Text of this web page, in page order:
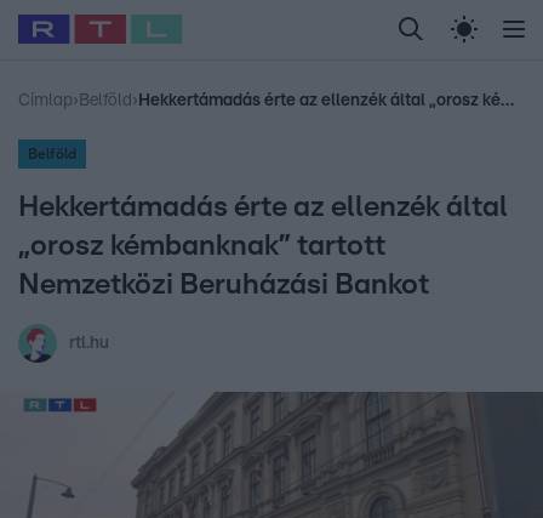
Legfrissebb RTL Híradó Randi Celeb vagyok,
Babits Marcella Most Wanted Gallusz
Címlap› Belföld › Hekkertámadás érte az ellenzék által „orosz kémbanknak” tartott Nemzetközi Beruházási Bankot
Belföld
Hekkertámadás érte az ellenzék által
„orosz kémbanknak” tartott
Nemzetközi Beruházási Bankot
rtl.hu